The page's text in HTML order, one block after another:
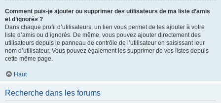
Comment puis-je ajouter ou supprimer des utilisateurs de ma liste d’amis
et d’ignorés ?
Dans chaque profil d’utilisateurs, un lien vous permet de les ajouter à votre
liste d’amis ou d’ignorés. De même, vous pouvez ajouter directement des
utilisateurs depuis le panneau de contrôle de l’utilisateur en saisissant leur
nom d’utilisateur. Vous pouvez également les supprimer de vos listes depuis
cette même page.
Haut
Recherche dans les forums